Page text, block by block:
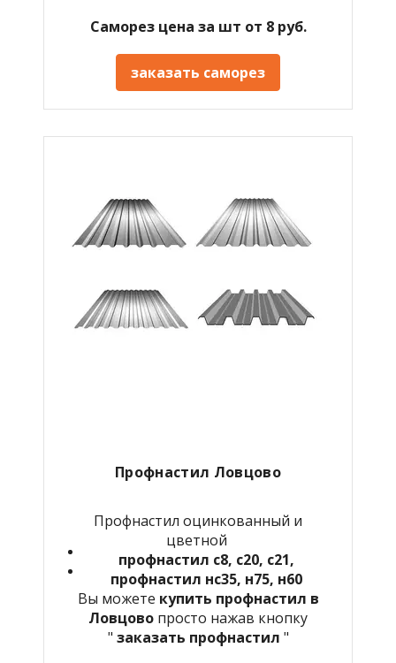
Саморез цена за шт от 8 руб.
заказать саморез
Профнастил Ловцово
Профнастил оцинкованный и
цветной
профнастил с8, с20, с21,
профнастил нс35, н75, н60
Вы можете купить профнастил в
Ловцово просто нажав кнопку
" заказать профнастил "